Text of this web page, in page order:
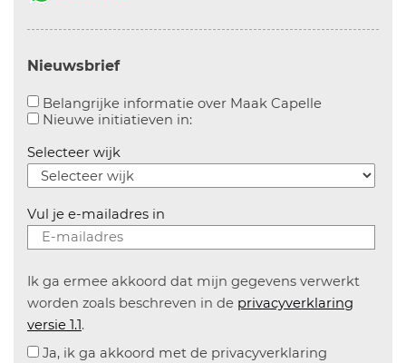
Nieuwsbrief
Belangrijke informatie over Maak CapelleAanvinken
Nieuwe initiatieven in:Aanvinken om informatie over
Selecteer wijk
Vul je e-mailadres in
Ik ga ermee akkoord dat mijn gegevens verwerkt
worden zoals beschreven in de privacyverklaring
versie 1.1.
Ja, ik ga akkoord met de privacyverklaring